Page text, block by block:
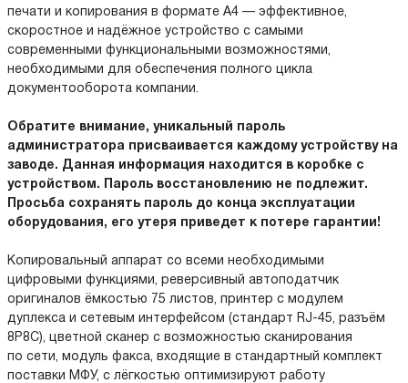
печати и копирования в формате А4 — эффективное,
скоростное и надёжное устройство с самыми
современными функциональными возможностями,
необходимыми для обеспечения полного цикла
документооборота компании.
Обратите внимание, уникальный пароль
администратора присваивается каждому устройству на
заводе. Данная информация находится в коробке с
устройством. Пароль восстановлению не подлежит.
Просьба сохранять пароль до конца эксплуатации
оборудования, его утеря приведет к потере гарантии!
Копировальный аппарат со всеми необходимыми
цифровыми функциями, реверсивный автоподатчик
оригиналов ёмкостью 75 листов, принтер с модулем
дуплекса и сетевым интерфейсом (стандарт RJ-45, разъём
8P8C), цветной сканер с возможностью сканирования
по сети, модуль факса, входящие в стандартный комплект
поставки МФУ, с лёгкостью оптимизируют работу